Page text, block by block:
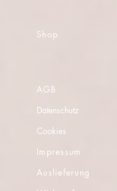
Shop
AGB
Datenschutz
Cookies
Impressum
Auslieferung